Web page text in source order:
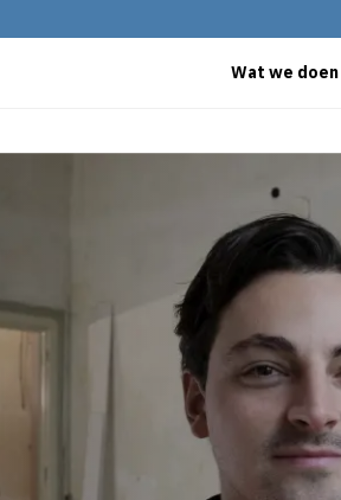
Wat we doen